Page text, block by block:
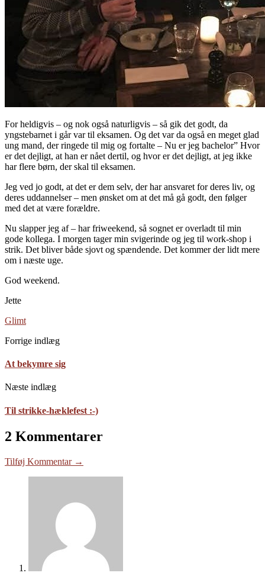
For heldigvis – og nok også naturligvis – så gik det godt, da
yngstebarnet i går var til eksamen. Og det var da også en meget glad
ung mand, der ringede til mig og fortalte – Nu er jeg bachelor” Hvor
er det dejligt, at han er nået dertil, og hvor er det dejligt, at jeg ikke
har flere børn, der skal til eksamen.
Jeg ved jo godt, at det er dem selv, der har ansvaret for deres liv, og
deres uddannelser – men ønsket om at det må gå godt, den følger
med det at være forældre.
Nu slapper jeg af – har friweekend, så sognet er overladt til min
gode kollega. I morgen tager min svigerinde og jeg til work-shop i
strik. Det bliver både sjovt og spændende. Det kommer der lidt mere
om i næste uge.
God weekend.
Jette
Glimt
Forrige indlæg
At bekymre sig
Næste indlæg
Til strikke-hæklefest :-)
2 Kommentarer
Tilføj Kommentar →